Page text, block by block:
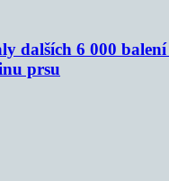
dalších 6 000
prsu